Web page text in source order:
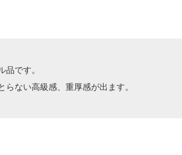
です。
ない高級感、重厚感が出ます。